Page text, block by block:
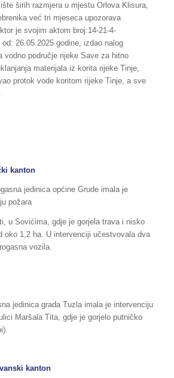
širih razmjera u mjestu Orlova Klisura,
već tri mjeseca upozorava
je svojim aktom broj:14-21-4-
od: 26.05.2025 godine, izdao nalog
vodno područje rijeke Save za hitno
materijala iz korita rijeke Tinje,
protok vode koritom rijeke Tinje, a sve
kanton
jedinica općine Grude imala je
požara
u Sovićima, gdje je gorjela trava i nisko
oko 1,2 ha. U intervenciji učestvovala dva
vozila.
jedinica grada Tuzla imala je intervenciju
Maršala Tita, gdje je gorjelo putničko
kanton